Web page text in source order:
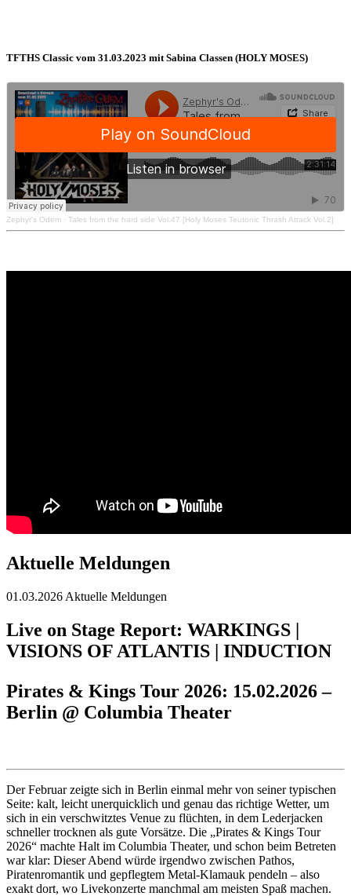
TFTHS Classic vom 31.03.2023 mit Sabina Classen (HOLY MOSES)
Zephyr's Odem · Tales from the hard side Vol.47 [Holy Moses Teutonic Thrash Attack Vol.2]
Aktuelle Meldungen
01.03.2026 Aktuelle Meldungen
Live on Stage Report: WARKINGS |
VISIONS OF ATLANTIS | INDUCTION
Pirates & Kings Tour 2026: 15.02.2026 –
Berlin @ Columbia Theater
Der Februar zeigte sich in Berlin einmal mehr von seiner typischen
Seite: kalt, leicht unerquicklich und genau das richtige Wetter, um
sich in ein verschwitztes Venue zu flüchten, in dem Lederjacken
schneller trocknen als gute Vorsätze. Die „Pirates & Kings Tour
2026“ machte Halt im Columbia Theater, und schon beim Betreten
war klar: Dieser Abend würde irgendwo zwischen Pathos,
Piratenromantik und gepflegtem Metal-Klamauk pendeln – also
exakt dort, wo Livekonzerte manchmal am meisten Spaß machen.